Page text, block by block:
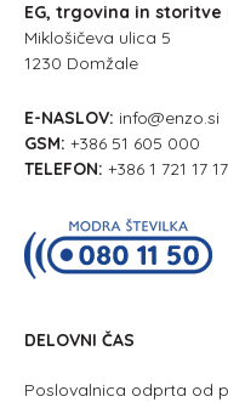
EG, trgovina in storitve
Miklošičeva ulica 5
1230 Domžale
E-NASLOV: info@enzo.si
GSM: +386 51 605 000
TELEFON: +386 1 721 17 17
DELOVNI ČAS
Poslovalnica odprta od